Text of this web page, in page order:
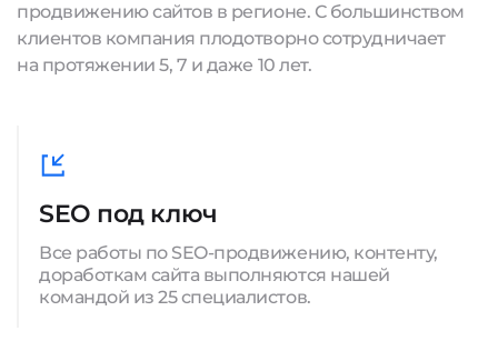
продвижению сайтов в регионе. С большинством
клиентов компания плодотворно сотрудничает
на протяжении 5, 7 и даже 10 лет.
SEO под ключ
Все работы по SEO-продвижению, контенту,
доработкам сайта выполняются нашей
командой из 25 специалистов.